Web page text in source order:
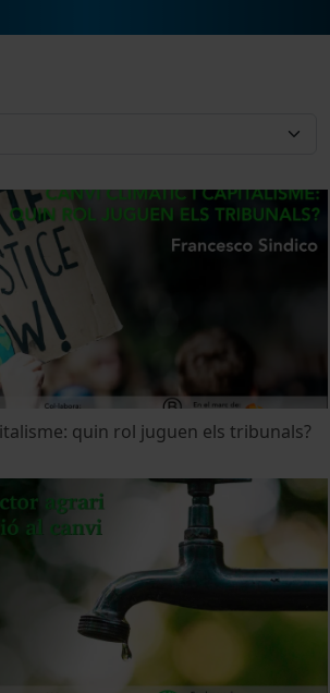
quin rol juguen els tribunals?